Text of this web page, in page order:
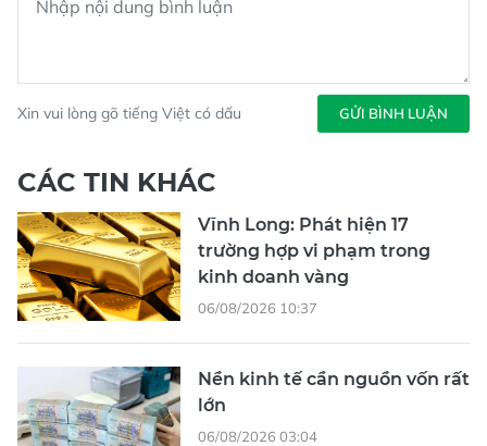
Xin vui lòng gõ tiếng Việt có dấu GỬI BÌNH LUẬN
CÁC TIN KHÁC
Vĩnh Long: Phát hiện 17
trường hợp vi phạm trong
kinh doanh vàng
06/08/2026 10:37
Nền kinh tế cần nguồn vốn rất
lớn
06/08/2026 03:04